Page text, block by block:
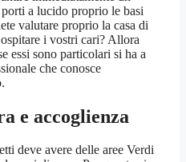
a lucido proprio le basi
valutare proprio la casa di
i vostri cari? Allora
essi sono particolari si ha a
che conosce
e accoglienza
deve avere delle aree Verdi